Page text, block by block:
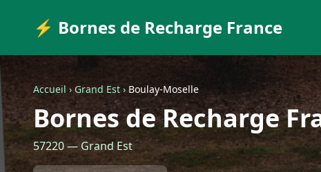
⚡ Bornes de Recharge France
Accueil › Grand Est › Boulay-Moselle
Bornes de Recharge
57220 — Grand Est